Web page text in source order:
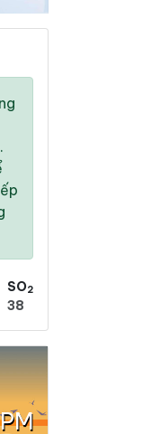
SO2
38